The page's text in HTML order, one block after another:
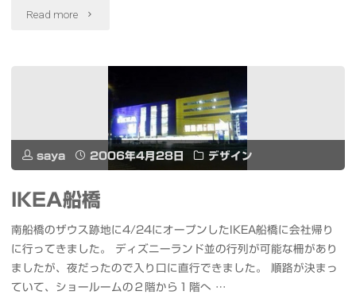
Read more "TunesTEXT"
saya 2006年4月28日 デザイン
IKEA船橋
南船橋のザウス跡地に4/24にオープンしたIKEA船橋に会社帰り
に行ってきました。 ディズニーランド並の行列が可能な柵があり
ましたが、夜だったので入り口に直行できました。 順路が決まっ
ていて、ショールームの２階から１階へ …